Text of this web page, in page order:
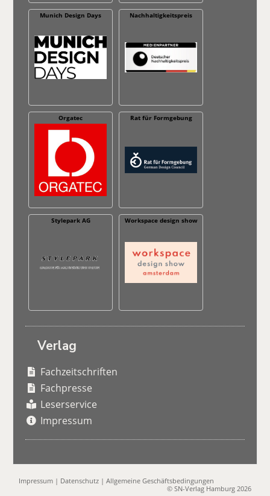
Munich Design Days Nachhaltig­keitspreis
Orgatec Rat für Formgebung
Stylepark AG Workspace design show
Verlag
Fachzeitschriften
Fachpresse
Leserservice
Impressum
Impressum | Datenschutz |Allgemeine Geschäftsbedingungen
© SN-Verlag Hamburg 2026